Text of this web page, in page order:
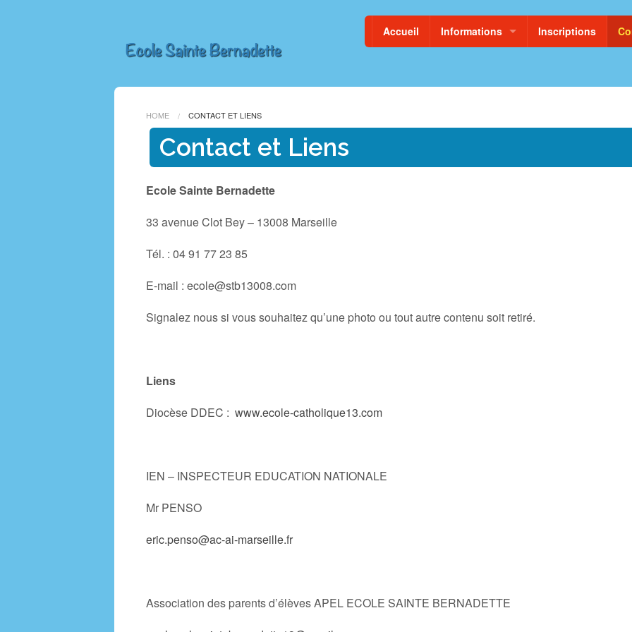
Accueil Informations
Règlement Intérieur
Inscriptions
HOME CONTACT ET LIENS
Contact et Liens
Ecole Sainte Bernadette
33 avenue Clot Bey – 13008 Marseille
Tél. : 04 91 77 23 85
E-mail : ecole@stb13008.com
Signalez nous si vous souhaitez qu’une photo ou tout autre contenu soit retiré.
Liens
Diocèse DDEC : www.ecole-catholique13.com
IEN – INSPECTEUR EDUCATION NATIONALE
Mr PENSO
eric.penso@ac-ai-marseille.fr
Association des parents d’élèves APEL ECOLE SAINTE BERNADETTE